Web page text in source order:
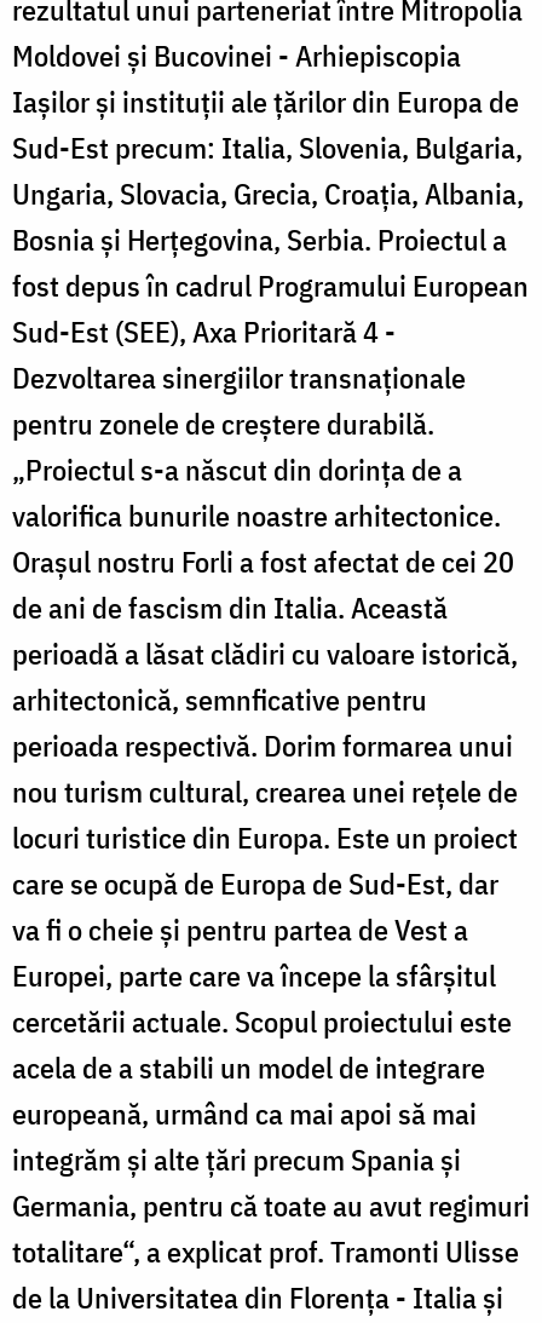
rezultatul unui parteneriat între Mitropolia
Moldovei şi Bucovinei - Arhiepiscopia
Iaşilor şi instituţii ale ţărilor din Europa de
Sud-Est precum: Italia, Slovenia, Bulgaria,
Ungaria, Slovacia, Grecia, Croaţia, Albania,
Bosnia şi Herţegovina, Serbia. Proiectul a
fost depus în cadrul Programului European
Sud-Est (SEE), Axa Prioritară 4 -
Dezvoltarea sinergiilor transnaţionale
pentru zonele de creştere durabilă.
„Proiectul s-a născut din dorinţa de a
valorifica bunurile noastre arhitectonice.
Oraşul nostru Forli a fost afectat de cei 20
de ani de fascism din Italia. Această
perioadă a lăsat clădiri cu valoare istorică,
arhitectonică, semnficative pentru
perioada respectivă. Dorim formarea unui
nou turism cultural, crearea unei reţele de
locuri turistice din Europa. Este un proiect
care se ocupă de Europa de Sud-Est, dar
va fi o cheie şi pentru partea de Vest a
Europei, parte care va începe la sfârşitul
cercetării actuale. Scopul proiectului este
acela de a stabili un model de integrare
europeană, urmând ca mai apoi să mai
integrăm şi alte ţări precum Spania şi
Germania, pentru că toate au avut regimuri
totalitare“, a explicat prof. Tramonti Ulisse
de la Universitatea din Florenţa - Italia şi